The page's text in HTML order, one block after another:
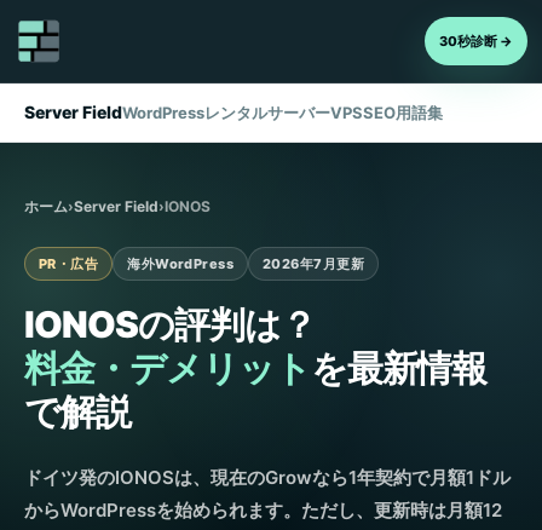
30秒診断 →
Server FieldWordPressレンタルサーバーVPSSEO用語集
ホーム›Server Field›IONOS
PR・広告 海外WordPress 2026年7月更新
IONOSの評判は？
料金・デメリット を最新情報
で解説
ドイツ発のIONOSは、現在のGrowなら1年契約で月額1ドル
からWordPressを始められます。ただし、更新時は月額12